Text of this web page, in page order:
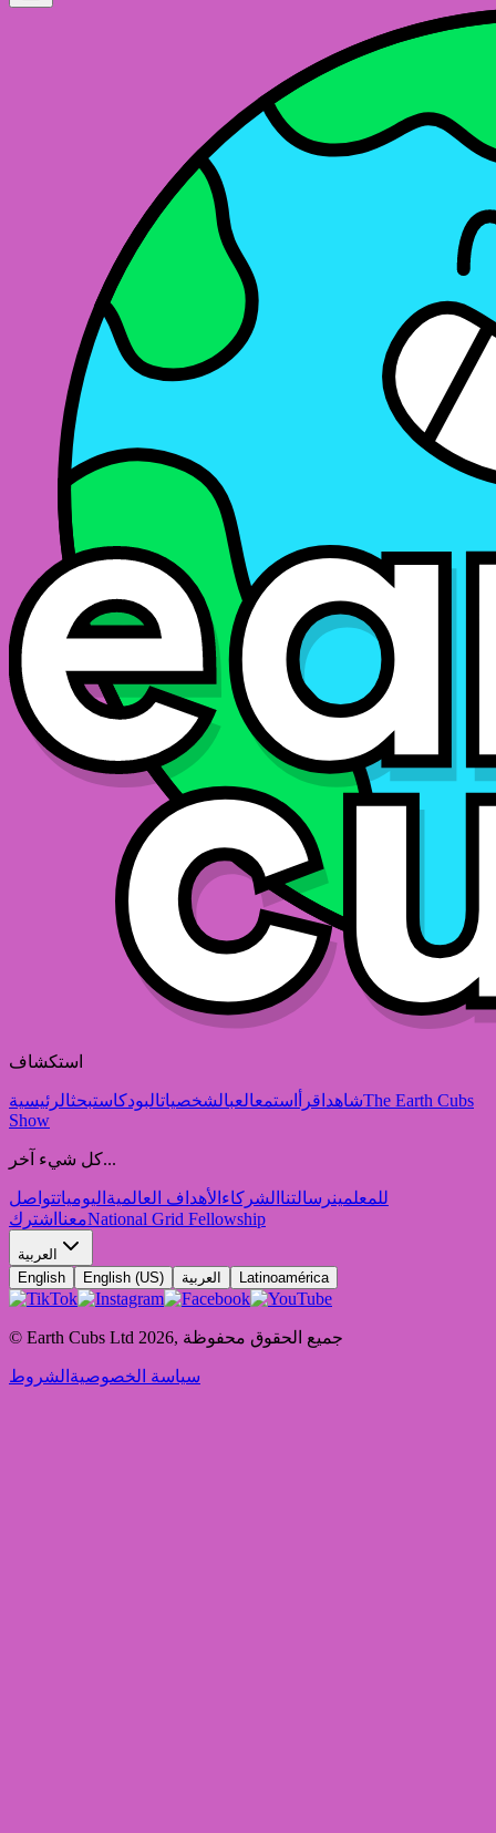
استكشاف
شاهد اقرأ استمعالعبالشخصياتالبودكاستبحثالرئيسية
The Earth Cubs
Show
كل شيء آخر...
للمعلمينرسالتنا الشركاء الأهداف العالمية اليومياتتواصل
معنا اشترك National Grid Fellowship
العربية
English
English (US) العربية Latinoamérica
© Earth Cubs Ltd 2026, جميع الحقوق محفوظة
سياسة الخصوصية الشروط